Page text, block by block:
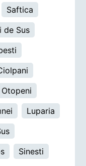
Saftica
de Sus
Otopeni
Luparia
Sinesti